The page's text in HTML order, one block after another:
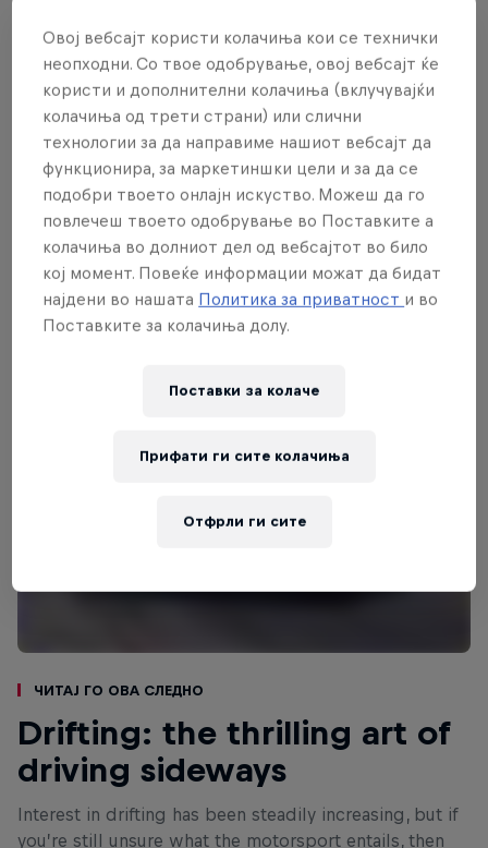
for the faint-hearted.
The season promises six rounds in diverse locations
across Europe where top drivers from 20 countries
will transform racetracks into smoky battlegrounds
as they unleash their skill and courage in a fight for
drifting supremacy. On these grounds, it’s not the
fastest lap that'll get drivers the win – it's all about
control, precision and fluidity that'll impress the
judges as they determine who receives the first
place.
Читај го ова следно
Drifting: the thrilling art of
driving sideways
Interest in drifting has been steadily increasing, but if
you’re still unsure what the motorsport entails, then
Овој вебсајт користи колачиња кои се технички
неопходни. Со твое одобрување, овој вебсајт ќе
користи и дополнителни колачиња (вклучувајќи
колачиња од трети страни) или слични
технологии за да направиме нашиот вебсајт да
функционира, за маркетиншки цели и за да се
подобри твоето онлајн искуство. Можеш да го
повлечеш твоето одобрување во Поставките а
колачиња во долниот дел од вебсајтот во било
кој момент. Повеќе информации можат да бидат
најдени во нашата Политика за приватност и во
Поставките за колачиња долу.
Поставки за колачe
Отфрли ги сите
Прифати ги сите колачиња